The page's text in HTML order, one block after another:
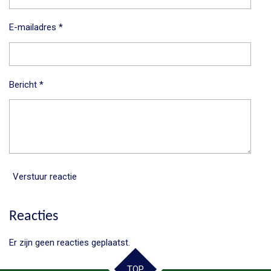
E-mailadres *
Bericht *
Verstuur reactie
Reacties
Er zijn geen reacties geplaatst.
TOP